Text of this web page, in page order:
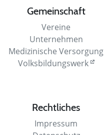
Gemeinschaft
Vereine
Unternehmen
Medizinische Versorgung
Volksbildungswerk
Rechtliches
Impressum